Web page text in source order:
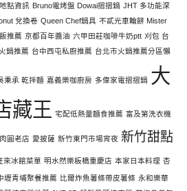
點資訊 Bruno電烤盤 Dowai摺摺鍋 JHT 多功能深
兌換卷 Queen Chef鍋具 不貳光車輪餅 Mister
推薦 京都百年醬油 六甲田莊咖啡牛奶ptt 刈包 台
鍋推薦 台中西屯私廚推薦 台北市火鍋推薦分區懶
秉承 乾拌麵 嘉義樂咖廚房 多偉家電摺摺鍋 大
藏王 宅配低熱量麵食推薦 富及第洗衣機
圓老店 愛披薩 新竹東門市場宵夜 新竹甜點
來冰館菜單 明水然樂板橋重慶店 本家日本料理 杏
壢青埔聚餐推薦 比爾炸魚薯條帶皮薯條 永和樂華